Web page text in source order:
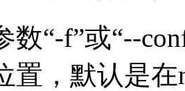
数“-f”或“--
置，默认是在